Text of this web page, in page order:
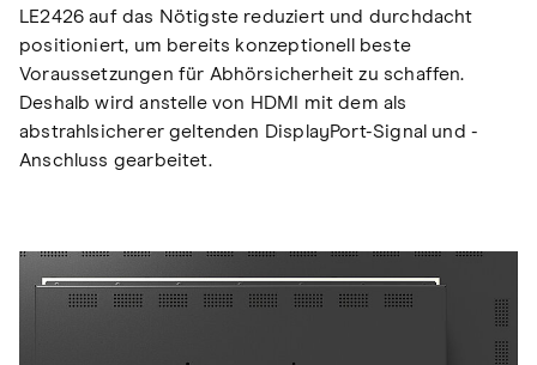
LE2426 auf das Nötigste reduziert und durchdacht
positioniert, um bereits konzeptionell beste
Voraussetzungen für Abhörsicherheit zu schaffen.
Deshalb wird anstelle von HDMI mit dem als
abstrahlsicherer geltenden DisplayPort-Signal und -
Anschluss gearbeitet.